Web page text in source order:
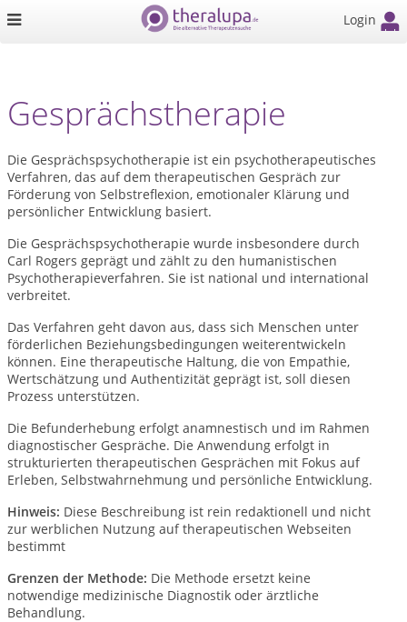
Login
Gesprächstherapie
Die Gesprächspsychotherapie ist ein psychotherapeutisches
Verfahren, das auf dem therapeutischen Gespräch zur
Förderung von Selbstreflexion, emotionaler Klärung und
persönlicher Entwicklung basiert.
Die Gesprächspsychotherapie wurde insbesondere durch
Carl Rogers geprägt und zählt zu den humanistischen
Psychotherapieverfahren. Sie ist national und international
verbreitet.
Das Verfahren geht davon aus, dass sich Menschen unter
förderlichen Beziehungsbedingungen weiterentwickeln
können. Eine therapeutische Haltung, die von Empathie,
Wertschätzung und Authentizität geprägt ist, soll diesen
Prozess unterstützen.
Die Befunderhebung erfolgt anamnestisch und im Rahmen
diagnostischer Gespräche. Die Anwendung erfolgt in
strukturierten therapeutischen Gesprächen mit Fokus auf
Erleben, Selbstwahrnehmung und persönliche Entwicklung.
Hinweis: Diese Beschreibung ist rein redaktionell und nicht
zur werblichen Nutzung auf therapeutischen Webseiten
bestimmt
Grenzen der Methode: Die Methode ersetzt keine
notwendige medizinische Diagnostik oder ärztliche
Behandlung.